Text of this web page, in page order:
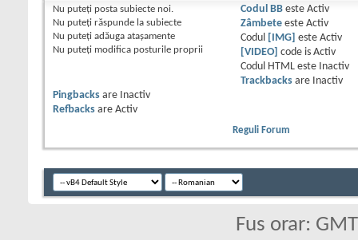
Nu puteţi posta subiecte noi.
Nu puteţi răspunde la subiecte
Nu puteţi adăuga ataşamente
Nu puteţi modifica posturile proprii
Codul BBeste Activ
Zâmbeteeste Activ
Codul
[IMG] este Activ
[VIDEO]
code is Activ
Codul HTML este
Inactiv
Trackbacksare
Inactiv
Pingbacks are
Inactiv
Refbacks are Activ
Reguli Forum
Fus orar: